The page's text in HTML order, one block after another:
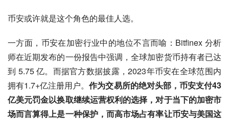
币安或许就是这个角色的最佳人选。
一方面，币安在加密行业中的地位不言而喻：Bitfinex 分析
师在近期发布的一份报告中强调，全球加密货币持有者已达
到 5.75 亿。而据官方数据披露，2023年币安在全球范围内
拥有1.7+亿注册用户。作为交易所的绝对头部，币安支付43
亿美元罚金以换取继续运营权利的选择，对于当下的加密市
场而言算得上是一种保护，而高市场占有率让币安与美国这